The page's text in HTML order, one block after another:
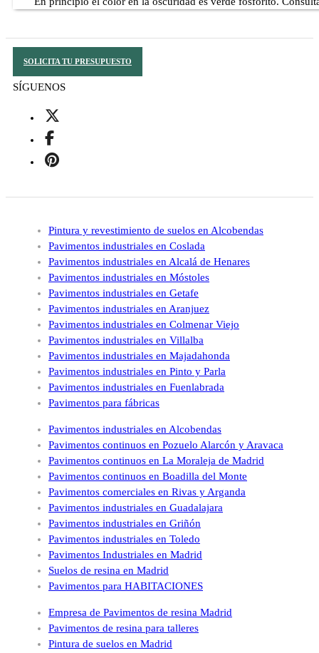
SOLICITA TU PRESUPUESTO
SÍGUENOS
Pintura y revestimiento de suelos en Alcobendas
Pavimentos industriales en Coslada
Pavimentos industriales en Alcalá de Henares
Pavimentos industriales en Móstoles
Pavimentos industriales en Getafe
Pavimentos industriales en Aranjuez
Pavimentos industriales en Colmenar Viejo
Pavimentos industriales en Villalba
Pavimentos industriales en Majadahonda
Pavimentos industriales en Pinto y Parla
Pavimentos industriales en Fuenlabrada
Pavimentos para fábricas
Pavimentos industriales en Alcobendas
Pavimentos continuos en Pozuelo Alarcón y Aravaca
Pavimentos continuos en La Moraleja de Madrid
Pavimentos continuos en Boadilla del Monte
Pavimentos comerciales en Rivas y Arganda
Pavimentos industriales en Guadalajara
Pavimentos industriales en Griñón
Pavimentos industriales en Toledo
Pavimentos Industriales en Madrid
Suelos de resina en Madrid
Pavimentos para HABITACIONES
Empresa de Pavimentos de resina Madrid
Pavimentos de resina para talleres
Pintura de suelos en Madrid